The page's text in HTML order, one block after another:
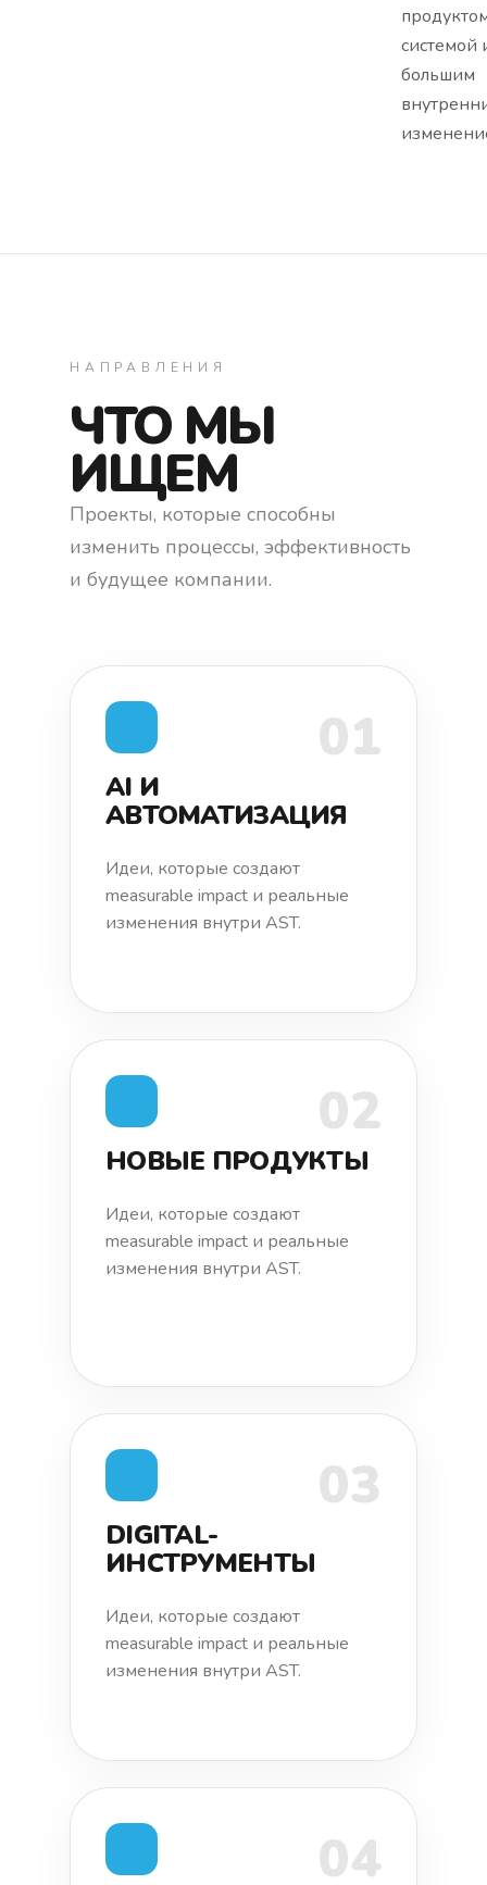
системой
большим
НАПРАВЛЕНИЯ
ЧТО МЫ
ИЩЕМ
Проекты, которые способны
изменить процессы, эффективность
и будущее компании.
01
AI И
АВТОМАТИЗАЦИЯ
Идеи, которые создают
measurable impact и реальные
изменения внутри AST.
02
НОВЫЕ ПРОДУКТЫ
Идеи, которые создают
measurable impact и реальные
изменения внутри AST.
03
DIGITAL-
ИНСТРУМЕНТЫ
Идеи, которые создают
measurable impact и реальные
изменения внутри AST.
04